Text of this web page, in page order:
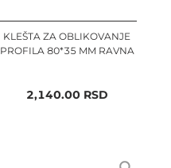
KLEŠTA ZA OBLIKOVANJE
PROFILA 80*35 MM RAVNA
2,140.00RSD